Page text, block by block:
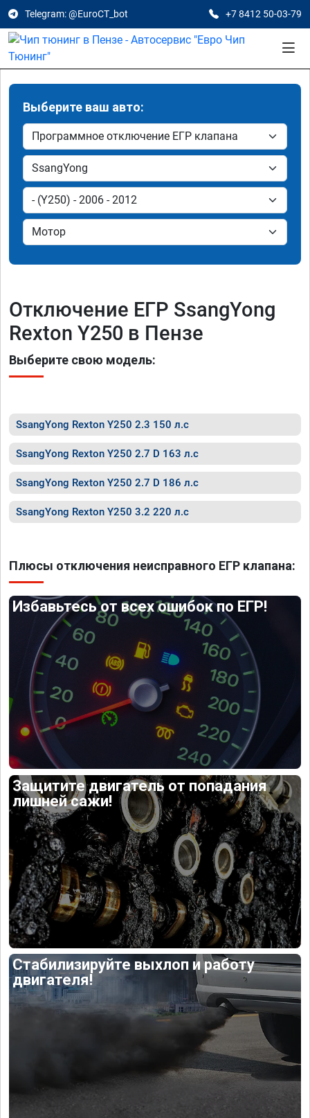
Telegram: @EuroCT_bot +7 8412 50-03-79
Выберите ваш авто:
Отключение ЕГР SsangYong
Rexton Y250 в Пензе
Выберите свою модель:
SsangYong Rexton Y250 2.3 150 л.с
SsangYong Rexton Y250 2.7 D 163 л.с
SsangYong Rexton Y250 2.7 D 186 л.с
SsangYong Rexton Y250 3.2 220 л.с
Плюсы отключения неисправного ЕГР клапана:
Избавьтесь от всех ошибок по ЕГР!
Защитите двигатель от попадания
лишней сажи!
Стабилизируйте выхлоп и работу
двигателя!